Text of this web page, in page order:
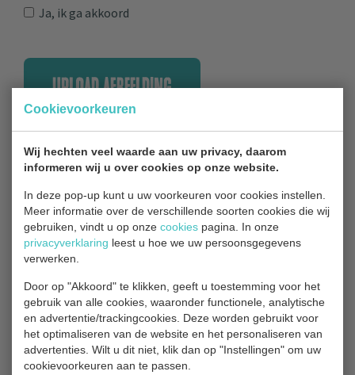
Cookievoorkeuren
Wij hechten veel waarde aan uw privacy, daarom
informeren wij u over cookies op onze website.
In deze pop-up kunt u uw voorkeuren voor cookies instellen.
Meer informatie over de verschillende soorten cookies die wij
gebruiken, vindt u op onze cookies pagina. In onze
privacyverklaring leest u hoe we uw persoonsgegevens
verwerken.
Door op "Akkoord" te klikken, geeft u toestemming voor het
gebruik van alle cookies, waaronder functionele, analytische
en advertentie/trackingcookies. Deze worden gebruikt voor
het optimaliseren van de website en het personaliseren van
advertenties. Wilt u dit niet, klik dan op "Instellingen" om uw
cookievoorkeuren aan te passen.
Ja, ik ga akkoord
UPLOAD AFBEELDING
Contact
Park Hitland
Blaardorpseweg 1
2911 BC Nieuwerkerk aan den IJssel